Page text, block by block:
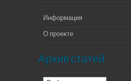
Информация
О проекте
Архив статей